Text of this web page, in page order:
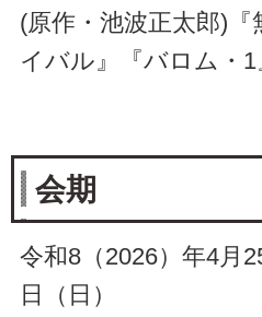
(原作・池波正太郎)
イバル』『バロム・1
会期
令和8（2026）年4月
日（日）